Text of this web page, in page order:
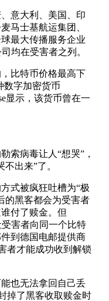
意大利、美国、印
马士基航运集团、
最大传播服务企业
均在受害者之列。
比特币价格最高下
数字加密货币
显示，该货币曾在一
病毒让人“想哭”，
出来”了。
式被疯狂吐槽为“极
的黑客都会为受害者
付了赎金。但
受害者向同一个比特
到德国电邮提供商
者才能成功收到解锁
也无法拿回自己丢
掉了黑客收取赎金时